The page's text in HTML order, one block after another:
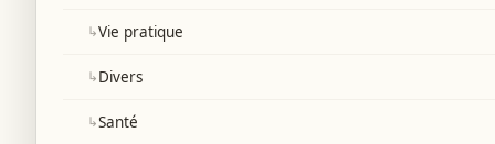
↳Vie pratique
↳Divers
↳Santé